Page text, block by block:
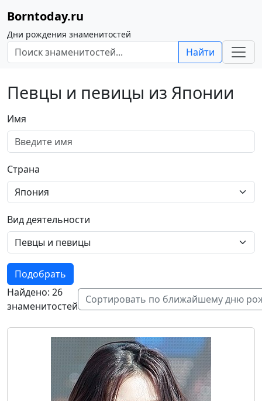
Borntoday.ru
Дни рождения знаменитостей
Найти
Певцы и певицы из Японии
Имя
Страна
Вид деятельности
Подобрать
Найдено: 26
знаменитостей
Сортировать по ближайшему дню